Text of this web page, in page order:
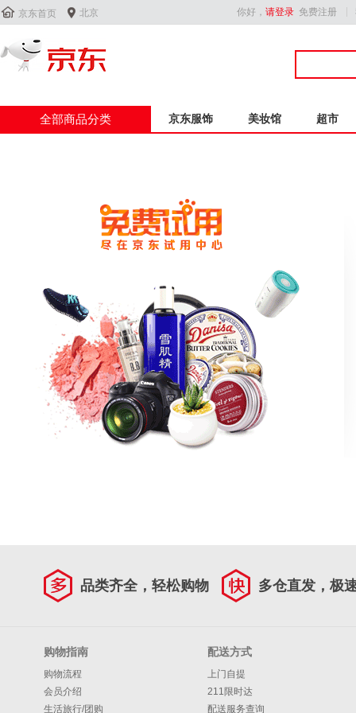
 京东首页  北京 你好， 请登录 免费注册
全部商品分类 京东服饰 美妆馆 超市
品类齐全，轻松购物 多仓直发，极
购物指南
购物流程
会员介绍
生活旅行/团购
配送方式
上门自提
211限时达
配送服务查询